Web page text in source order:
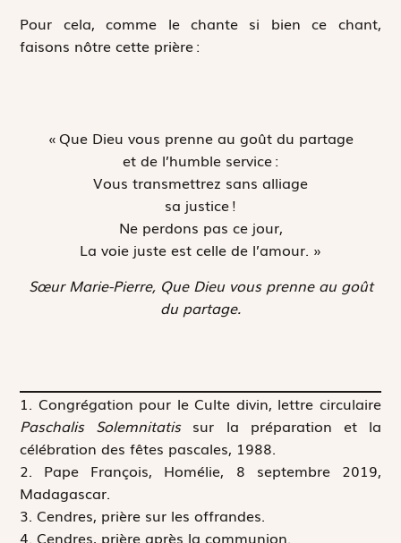
Pour cela, comme le chante si bien ce chant,
faisons nôtre cette prière :
« Que Dieu vous prenne au goût du partage
et de l’humble service :
Vous transmettrez sans alliage
sa justice !
Ne perdons pas ce jour,
La voie juste est celle de l’amour. »
Sœur Marie-Pierre, Que Dieu vous prenne au goût
du partage.
1. Congrégation pour le Culte divin, lettre circulaire
Paschalis Solemnitatissur la préparation et la
célébration des fêtes pascales, 1988.
2. Pape François, Homélie, 8 septembre 2019,
Madagascar.
3. Cendres, prière sur les offrandes.
4. Cendres, prière après la communion.